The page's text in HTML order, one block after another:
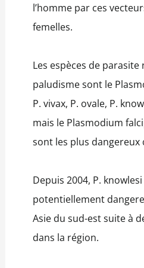
l’homme par ces
femelles.
Les espèces de
paludisme sont le
P. vivax, P. ovale, P.
mais le Plasmodium
sont les plus dangereux
Depuis 2004, P.
potentiellement
Asie du sud-est suite à
dans la région.